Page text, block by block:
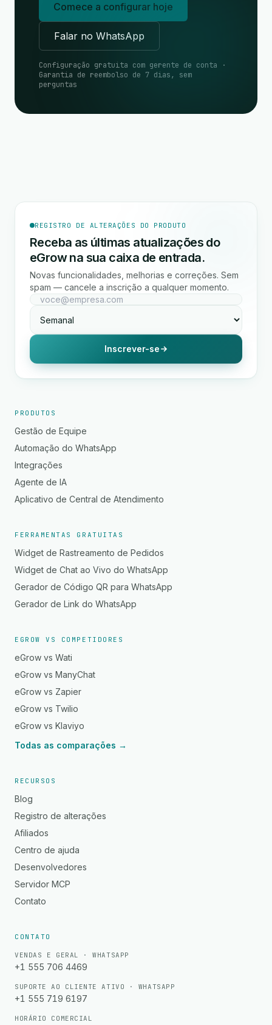
Comece a configurar hoje
Falar no WhatsApp
Configuração gratuita com gerente de conta ·
Garantia de reembolso de 7 dias, sem
perguntas
REGISTRO DE ALTERAÇÕES DO PRODUTO
Receba as últimas atualizações do
eGrow na sua caixa de entrada.
Novas funcionalidades, melhorias e correções. Sem
spam — cancele a inscrição a qualquer momento.
Inscrever-se
PRODUTOS
Gestão de Equipe
Automação do WhatsApp
Integrações
Agente de IA
Aplicativo de Central de Atendimento
FERRAMENTAS GRATUITAS
Widget de Rastreamento de Pedidos
Widget de Chat ao Vivo do WhatsApp
Gerador de Código QR para WhatsApp
Gerador de Link do WhatsApp
EGROW VS COMPETIDORES
eGrow vs Wati
eGrow vs ManyChat
eGrow vs Zapier
eGrow vs Twilio
eGrow vs Klaviyo
Todas as comparações →
RECURSOS
Blog
Registro de alterações
Afiliados
Centro de ajuda
Desenvolvedores
Servidor MCP
Contato
CONTATO
VENDAS E GERAL · WHATSAPP
+1 555 706 4469
SUPORTE AO CLIENTE ATIVO · WHATSAPP
+1 555 719 6197
HORÁRIO COMERCIAL